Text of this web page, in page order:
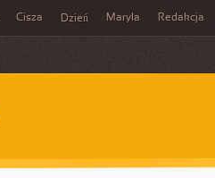
Cisza Dzień Maryla Redakcja